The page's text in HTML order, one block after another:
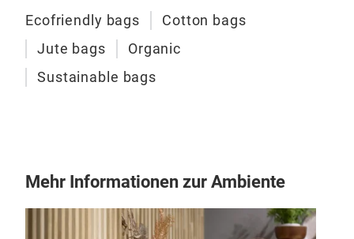
Ecofriendly bags
Cotton bags
Jute bags
Organic
Sustainable bags
Mehr Informationen zur Ambiente